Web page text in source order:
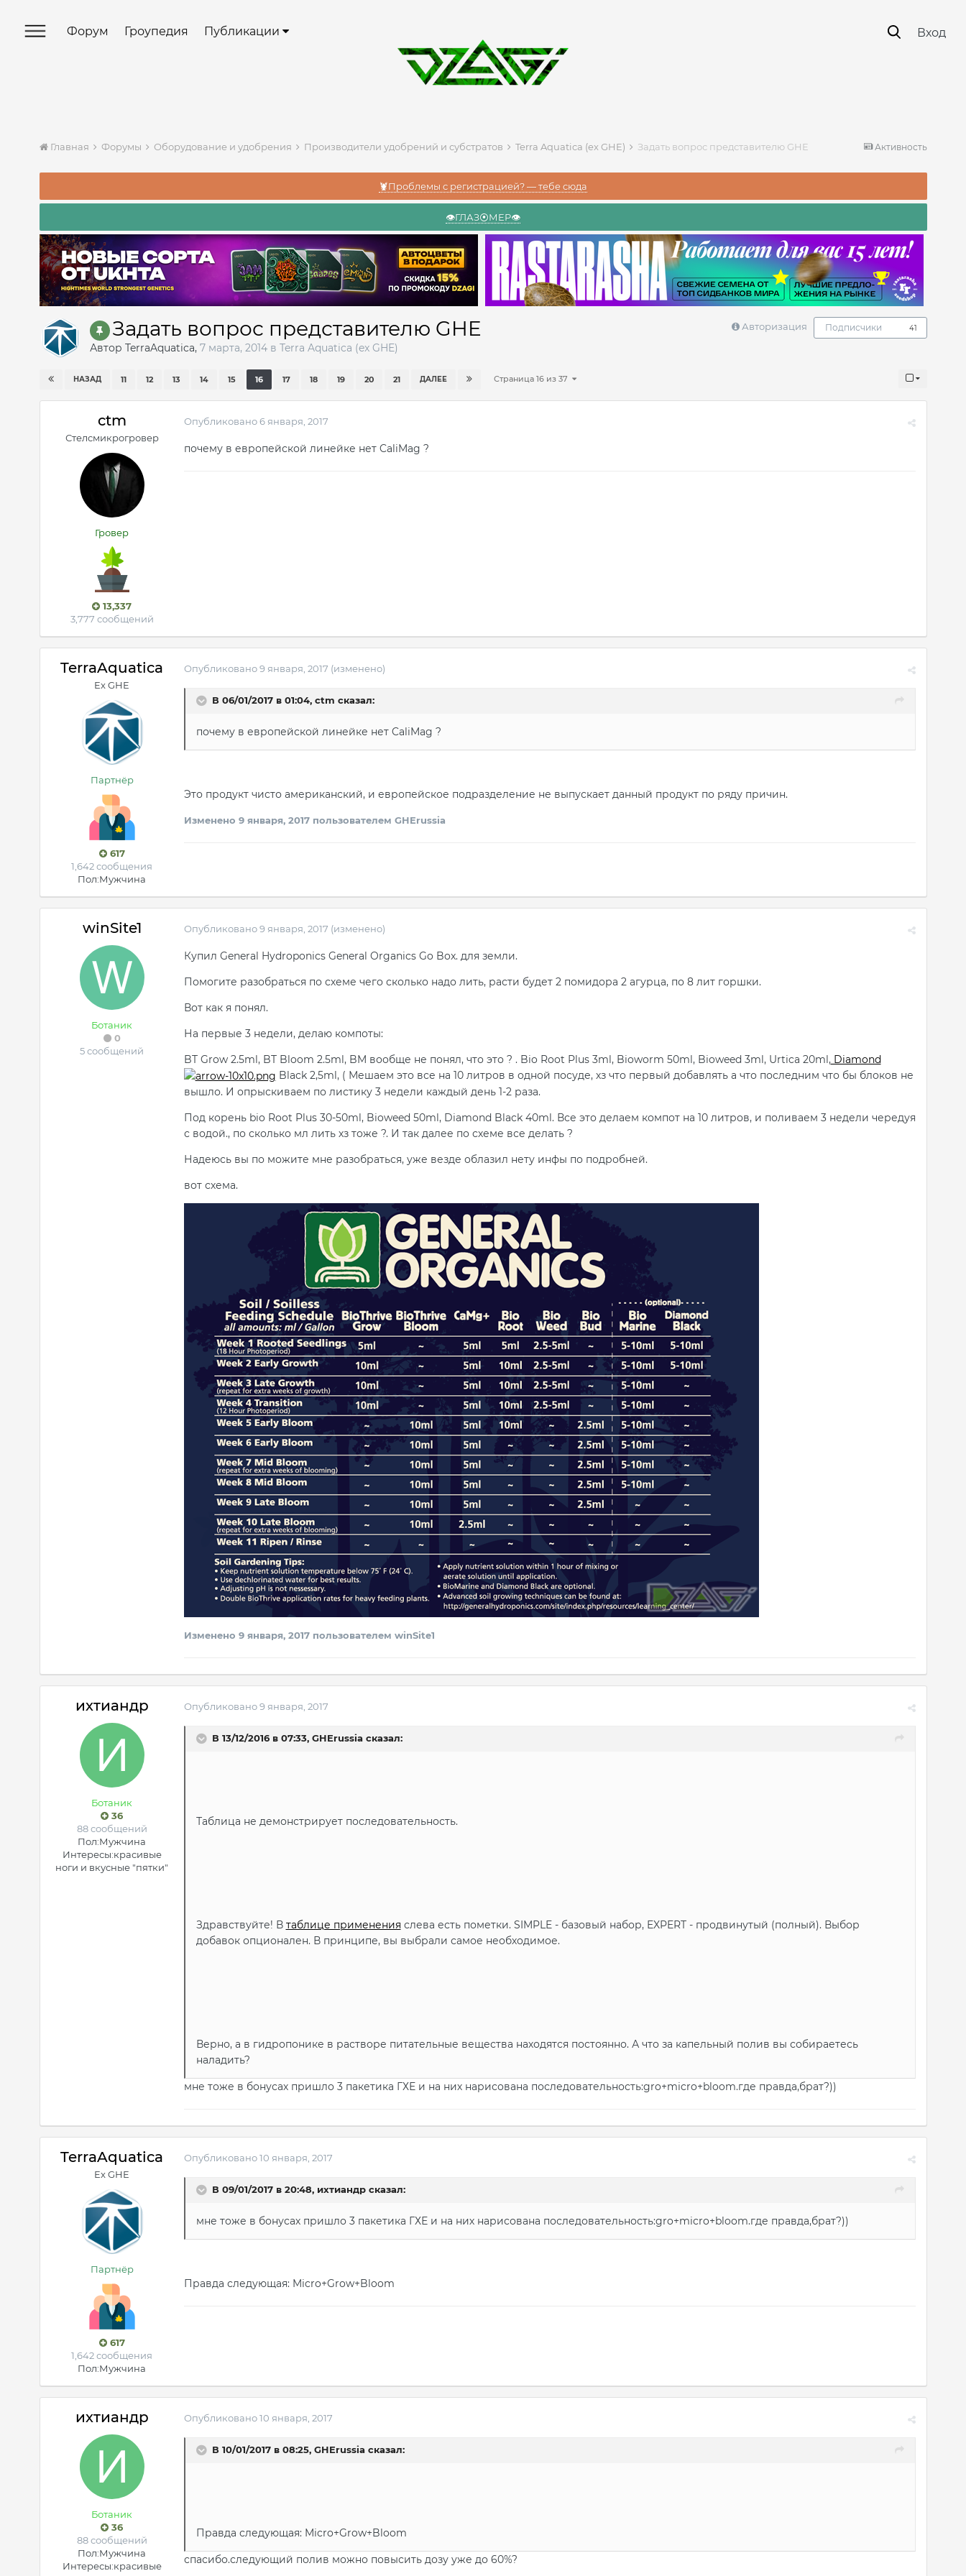
Форум Гроупедия Публикации Вход
Активность
Главная Форумы Оборудование и удобрения Производители удобрений и субстратов Terra Aquatica (ex GHE) Задать вопрос представителю GHE
🦞Проблемы с регистрацией? — тебе сюда
👁️ГЛАЗ⦿МЕР👁️
Авторизация Подписчики 41
Задать вопрос представителю GHE
Автор TerraAquatica, 7 марта, 2014в Terra Aquatica (ex GHE)
НАЗАД 11 12 13 14 15 16 17 18 19 20 21 ДАЛЕЕ Страница 16 из 37
ctm
Стелсмикрогровер
Гровер
13,337
3,777 сообщений
Опубликовано6 января, 2017
почему в европейской линейке нет CaliMag ?
TerraAquatica
Ex GHE
Партнёр
617
1,642 сообщения
Пол:Мужчина
Опубликовано9 января, 2017 (изменено)
В 06/01/2017 в 01:04, ctm сказал:
почему в европейской линейке нет CaliMag ?
Это продукт чисто американский, и европейское подразделение не выпускает данный продукт по ряду причин.
Изменено 9 января, 2017пользователем GHErussia
winSite1
Ботаник
0
5 сообщений
Опубликовано9 января, 2017 (изменено)
Купил General Hydroponics General Organics Go Box. для земли.
Помогите разобраться по схеме чего сколько надо лить, расти будет 2 помидора 2 агурца, по 8 лит горшки.
Вот как я понял.
На первые 3 недели, делаю компоты:
BT Grow 2.5ml, BT Bloom 2.5ml, BM вообще не понял, что это ? . Bio Root Plus 3ml, Bioworm 50ml, Bioweed 3ml, Urtica 20ml,Diamond
Black 2,5ml, ( Мешаем это все на 10 литров в одной посуде, хз что первый добавлять а что последним что бы блоков не
вышло. И опрыскиваем по листику 3 недели каждый день 1-2 раза.
Под корень bio Root Plus 30-50ml, Bioweed 50ml, Diamond Black 40ml. Все это делаем компот на 10 литров, и поливаем 3 недели чередуя
с водой., по сколько мл лить хз тоже ?. И так далее по схеме все делать ?
Надеюсь вы по можите мне разобраться, уже везде облазил нету инфы по подробней.
вот схема.
Изменено 9 января, 2017пользователем winSite1
ихтиандр
Ботаник
36
88 сообщений
Пол:Мужчина
Интересы:красивые
ноги и вкусные "пятки"
Опубликовано9 января, 2017
В 13/12/2016 в 07:33, GHErussia сказал:
Таблица не демонстрирует последовательность.
Здравствуйте! В таблице применения слева есть пометки. SIMPLE - базовый набор, EXPERT - продвинутый (полный). Выбор
добавок опционален. В принципе, вы выбрали самое необходимое.
Верно, а в гидропонике в растворе питательные вещества находятся постоянно. А что за капельный полив вы собираетесь
наладить?
мне тоже в бонусах пришло 3 пакетика ГХЕ и на них нарисована последовательность:gro+micro+bloom.где правда,брат?))
TerraAquatica
Ex GHE
Партнёр
617
1,642 сообщения
Пол:Мужчина
Опубликовано10 января, 2017
В 09/01/2017 в 20:48, ихтиандр сказал:
мне тоже в бонусах пришло 3 пакетика ГХЕ и на них нарисована последовательность:gro+micro+bloom.где правда,брат?))
Правда следующая: Micro+Grow+Bloom
ихтиандр
Ботаник
36
88 сообщений
Пол:Мужчина
Интересы:красивые
Опубликовано10 января, 2017
В 10/01/2017 в 08:25, GHErussia сказал:
Правда следующая: Micro+Grow+Bloom
спасибо.следующий полив можно повысить дозу уже до 60%?